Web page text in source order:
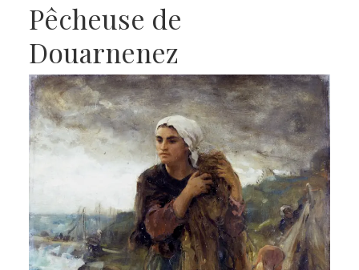
Pêcheuse de
Douarnenez